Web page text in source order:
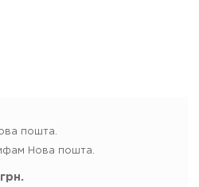
пошта.
Нова пошта.